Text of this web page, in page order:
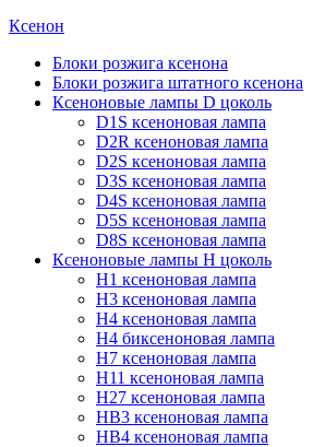
Ксенон
Блоки розжига ксенона
Блоки розжига штатного ксенона
Ксеноновые лампы D цоколь
D1S ксеноновая лампа
D2R ксеноновая лампа
D2S ксеноновая лампа
D3S ксеноновая лампа
D4S ксеноновая лампа
D5S ксеноновая лампа
D8S ксеноновая лампа
Ксеноновые лампы Н цоколь
H1 ксеноновая лампа
H3 ксеноновая лампа
H4 ксеноновая лампа
H4 биксеноновая лампа
H7 ксеноновая лампа
H11 ксеноновая лампа
H27 ксеноновая лампа
HB3 ксеноновая лампа
HB4 ксеноновая лампа